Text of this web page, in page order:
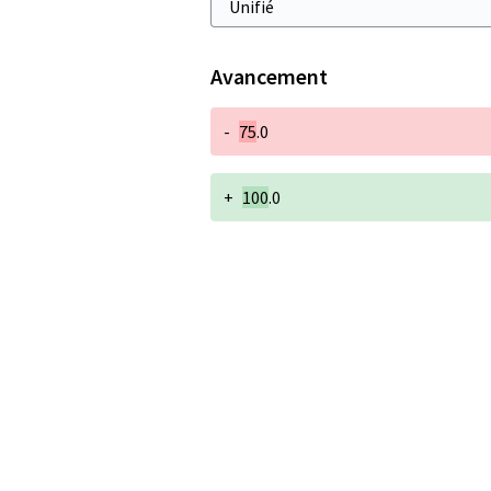
Avancement
- 75.0
+ 100.0